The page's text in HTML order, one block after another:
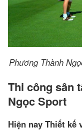
Phương Thành
Thi công sân
Ngọc Sport
Hiện nay Thiết kế